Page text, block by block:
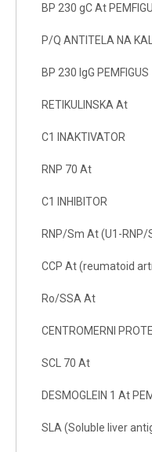
BP 230 gC At
P/Q ANTITELA NA
BP 230 IgG PEMFIGUS
RETIKULINSKA At
C1 INAKTIVATOR
RNP 70 At
C1 INHIBITOR
RNP/Sm At (U1-RNP/
CCP At (reumatoid
Ro/SSA At
CENTROMERNI
SCL 70 At
DESMOGLEIN 1 At
SLA (Soluble liver